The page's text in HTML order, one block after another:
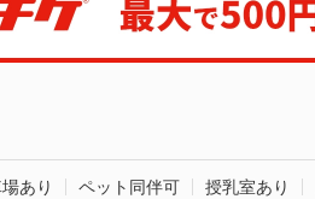
あり ペット同伴可 授乳室あり